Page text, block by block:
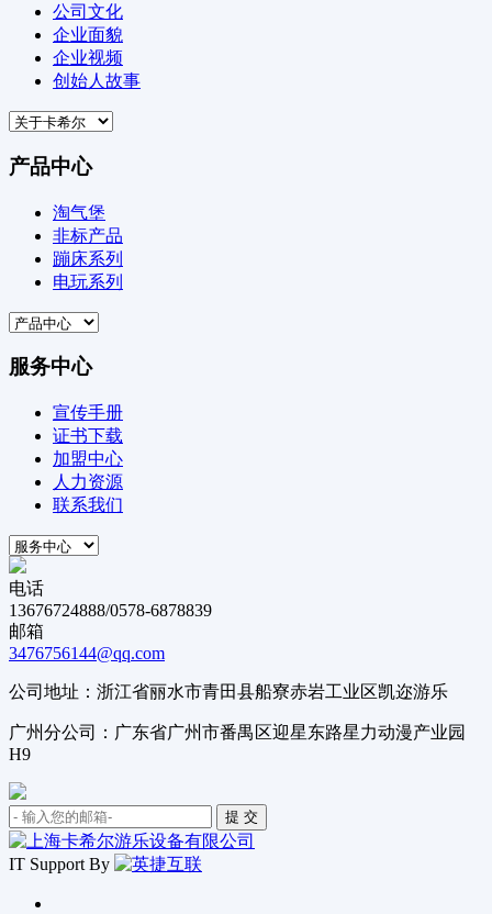
公司文化
企业面貌
企业视频
创始人故事
产品中心
淘气堡
非标产品
蹦床系列
电玩系列
服务中心
宣传手册
证书下载
加盟中心
人力资源
联系我们
电话
13676724888/0578-6878839
邮箱
3476756144@qq.com
公司地址：浙江省丽水市青田县船寮赤岩工业区凯迩游乐
广州分公司：广东省广州市番禺区迎星东路星力动漫产业园
H9
IT Support By